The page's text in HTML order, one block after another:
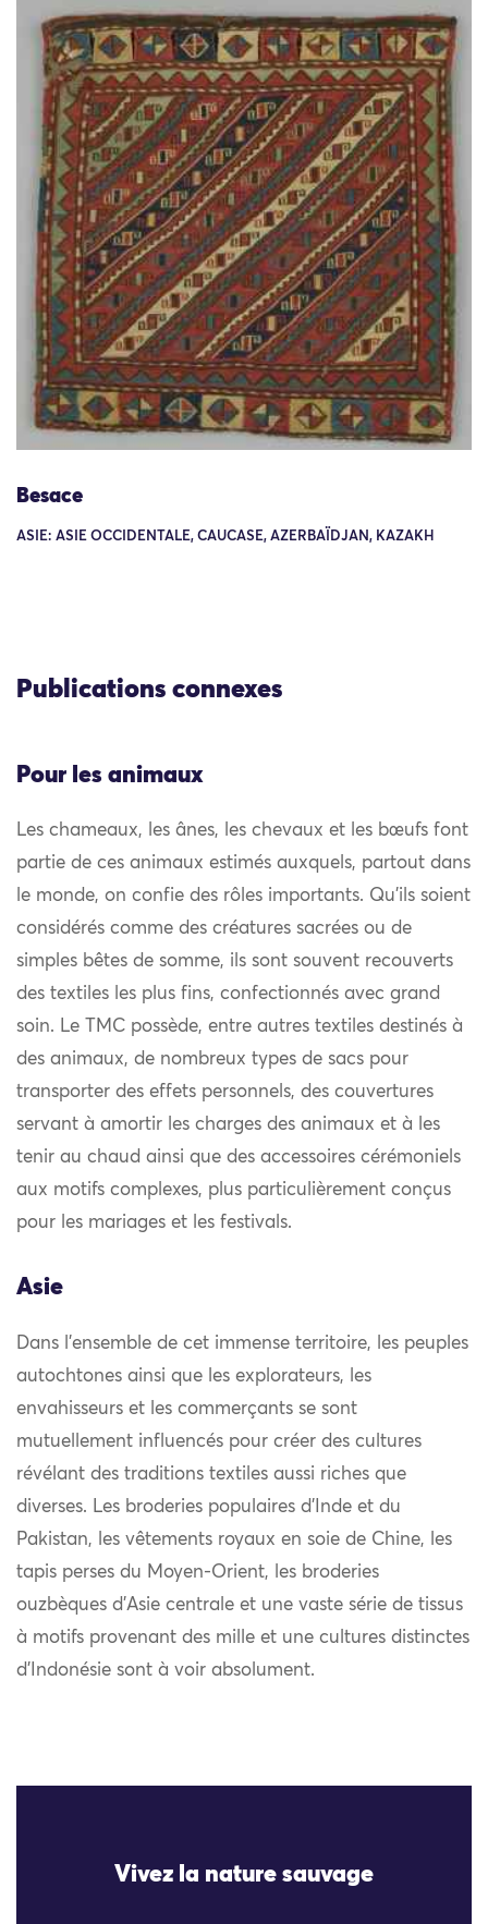
Besace
ASIE: ASIE OCCIDENTALE, CAUCASE, AZERBAÏDJAN, KAZAKH
Publications connexes
Pour les animaux
Les chameaux, les ânes, les chevaux et les bœufs font
partie de ces animaux estimés auxquels, partout dans
le monde, on confie des rôles importants. Qu’ils soient
considérés comme des créatures sacrées ou de
simples bêtes de somme, ils sont souvent recouverts
des textiles les plus fins, confectionnés avec grand
soin. Le TMC possède, entre autres textiles destinés à
des animaux, de nombreux types de sacs pour
transporter des effets personnels, des couvertures
servant à amortir les charges des animaux et à les
tenir au chaud ainsi que des accessoires cérémoniels
aux motifs complexes, plus particulièrement conçus
pour les mariages et les festivals.
Asie
Dans l’ensemble de cet immense territoire, les peuples
autochtones ainsi que les explorateurs, les
envahisseurs et les commerçants se sont
mutuellement influencés pour créer des cultures
révélant des traditions textiles aussi riches que
diverses. Les broderies populaires d’Inde et du
Pakistan, les vêtements royaux en soie de Chine, les
tapis perses du Moyen-Orient, les broderies
ouzbèques d’Asie centrale et une vaste série de tissus
à motifs provenant des mille et une cultures distinctes
d’Indonésie sont à voir absolument.
Vivez la nature sauvage